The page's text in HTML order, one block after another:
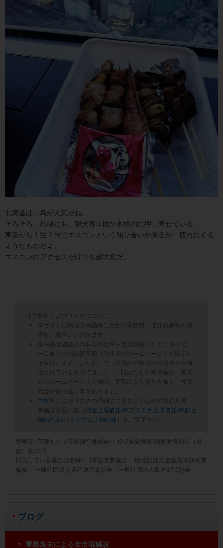
ブログ
豊島逸夫による金市場解説
北海道は、鳥が人気だね。
そろそろ、札幌にも、観光客軍団が本格的に押し寄せている。
東京から１泊２日でエスコンという知り合いが来るが、疲れにくる
ようなものだよ。
エスコンのアクセスだけでも超大変だ。
【手数料およびリスクについて】
本サイトに掲載の商品毎に所定の手数料・信託報酬等の費
用をご負担いただきます。
本商品は値動きのある地金等を信託財産としているので、
一口あたりの純資産額（受託者のホームページ上で開示）
は変動します。したがって、投資家の皆様の投資元金が保
証されているものではなく、一口あたりの純資産額（受託
者のホームページ上で開示）下落により損失を被り、投資
元金を割り込む事があります。
手数料
および リスク
の詳細につきましては必ず目論見書・
有価証券届出書（ 純金上場信託 /純プラチナ上場信託 /純銀上
場信託 /純パラジウム上場信託 ）をご覧下さい。
商号等 : 三菱ＵＦＪ信託銀行株式会社 登録金融機関 関東財務局長（登
金）第33号
加入している協会の名称 : 日本証券業協会 一般社団法人金融先物取引業
協会 一般社団法人資産運用業協会 一般社団法人日本STO協会